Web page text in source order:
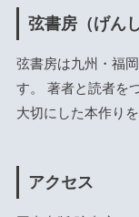
弦書房（げん
弦書房は九州・福
す。 著者と読者を
大切にした本作り
アクセス